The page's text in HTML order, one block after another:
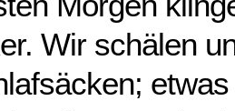
Wir schälen